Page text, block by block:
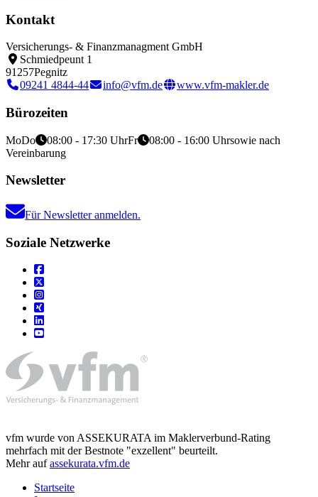
Kontakt
Versicherungs- & Finanzmanagment GmbH
Schmiedpeunt 1
91257Pegnitz
09241 4844-44
info@vfm.de www.vfm-makler.de
Bürozeiten
MoDo 08:00 - 17:30 UhrFr 08:00 - 16:00 Uhrsowie nach
Vereinbarung
Newsletter
Für Newsletter anmelden.
Soziale Netzwerke
vfm wurde von ASSEKURATA im Maklerverbund-Rating
mehrfach mit der Bestnote "exzellent" beurteilt.
Mehr aufassekurata.vfm.de
Startseite